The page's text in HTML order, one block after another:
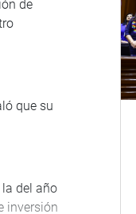
de
que su
del año
inversión